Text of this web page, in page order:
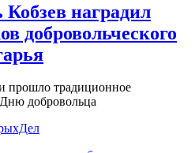
наградил
добровольческого
прошло традиционное
добровольца